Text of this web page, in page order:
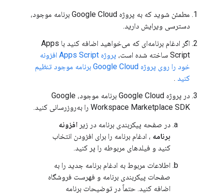
مطمئن شوید که به پروژه Google Cloud برنامه موجود،
دسترسی ویرایش دارید.
اگر ادغام برنامه‌ای که می‌خواهید اضافه کنید با Apps
Script ساخته شده است،
پروژه Apps Script افزونه
خود را روی پروژه Google Cloud برنامه موجود تنظیم
کنید .
در پروژه Google Cloud برنامه موجود، Google
Workspace Marketplace SDK را به‌روزرسانی کنید.
در صفحه پیکربندی برنامه در زیر افزونه
برنامه ، ادغام برنامه را برای افزودن انتخاب
کنید و فیلدهای مربوطه را پر کنید.
اطلاعات مربوط به ادغام برنامه جدید را به
صفحات پیکربندی برنامه و فهرست فروشگاه
اضافه کنید. حتماً در توضیحات برنامه